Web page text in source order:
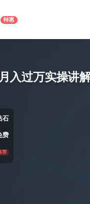
特惠
入过万实操讲
石
费
荐